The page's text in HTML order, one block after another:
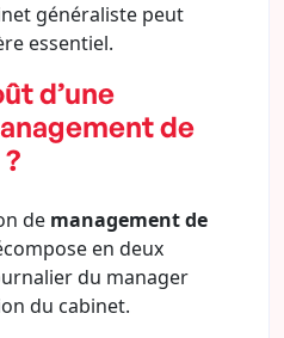
généraliste peut
essentiel.
d’une
de
de management de
en deux
du manager
du cabinet.